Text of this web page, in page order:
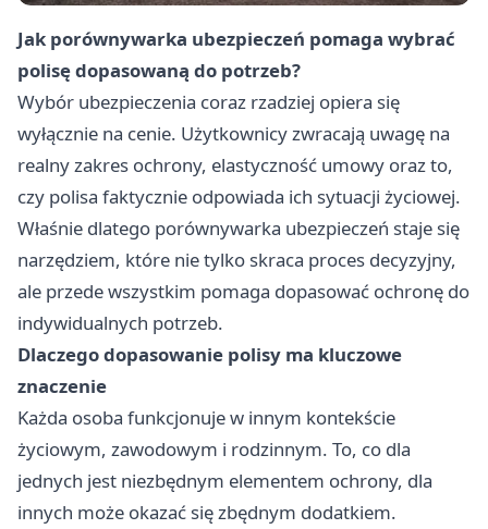
Jak porównywarka ubezpieczeń pomaga wybrać
polisę dopasowaną do potrzeb?
Wybór ubezpieczenia coraz rzadziej opiera się
wyłącznie na cenie. Użytkownicy zwracają uwagę na
realny zakres ochrony, elastyczność umowy oraz to,
czy polisa faktycznie odpowiada ich sytuacji życiowej.
Właśnie dlatego porównywarka ubezpieczeń staje się
narzędziem, które nie tylko skraca proces decyzyjny,
ale przede wszystkim pomaga dopasować ochronę do
indywidualnych potrzeb.
Dlaczego dopasowanie polisy ma kluczowe
znaczenie
Każda osoba funkcjonuje w innym kontekście
życiowym, zawodowym i rodzinnym. To, co dla
jednych jest niezbędnym elementem ochrony, dla
innych może okazać się zbędnym dodatkiem.